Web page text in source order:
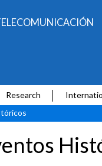
Research